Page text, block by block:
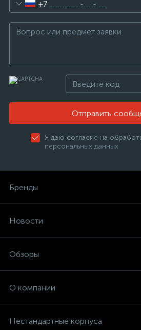
+7
Отправить
Я даю согласие на
персональных данных
Бренды
Новости
Обзоры
О компании
Нестандартные корпуса